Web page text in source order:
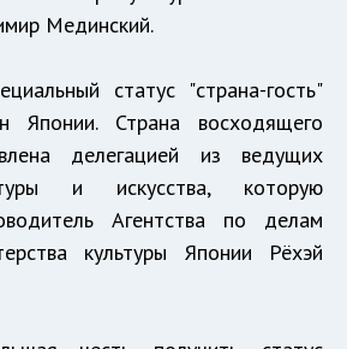
Мединский.
статус "страна-гость"
Японии. Страна восходящего
делегацией из ведущих
и искусства, которую
Агентства по делам
культуры Японии Рёхэй